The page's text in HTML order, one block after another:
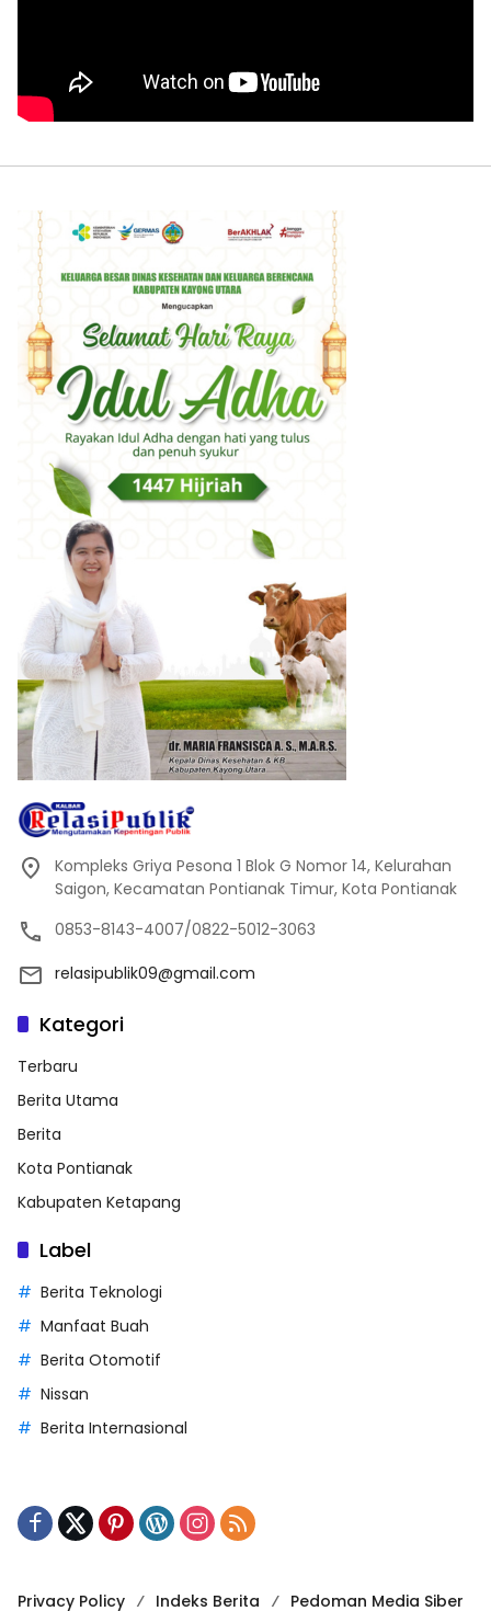
Kompleks Griya Pesona 1 Blok G Nomor 14, Kelurahan
Saigon, Kecamatan Pontianak Timur, Kota Pontianak
0853-8143-4007/0822-5012-3063
relasipublik09@gmail.com
Kategori
Terbaru
Berita Utama
Berita
Kota Pontianak
Kabupaten Ketapang
Label
Berita Teknologi
Manfaat Buah
Berita Otomotif
Nissan
Berita Internasional
Privacy Policy Indeks Berita Pedoman Media Siber